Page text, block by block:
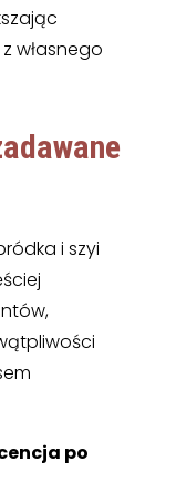
własnego
i szyi
po